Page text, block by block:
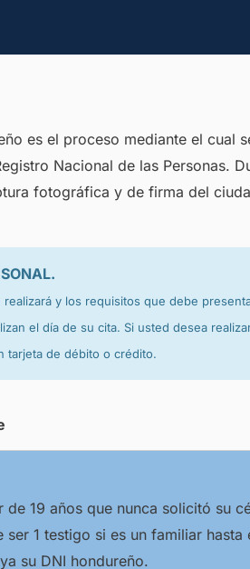
es el proceso mediante el cual
Nacional de las Personas.
fotográfica y de firma del
y los requisitos que debe
el día de su cita. Si usted desea
tarjeta de débito o crédito.
19 años que nunca solicitó su
1 testigo si es un familiar
su DNI hondureño.